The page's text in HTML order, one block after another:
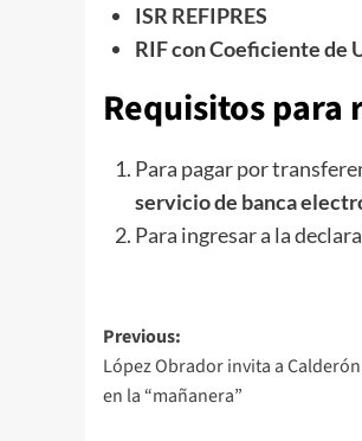
ISR REFIPRES
RIF con Coeficiente de
Requisitos
Para pagar por
servicio de banca
Para ingresar a la
Post
navigation
Previous:
López Obrador invita a
en la “mañanera”